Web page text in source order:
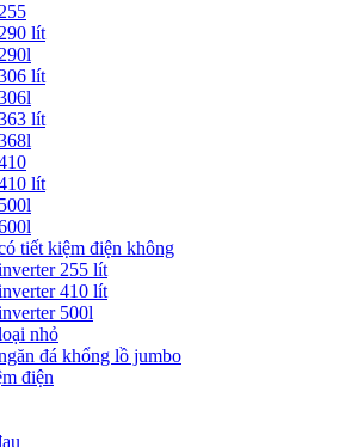
lít
lít
lít
lít
tiết kiệm điện không
255 lít
410 lít
500l
nhỏ
đá khổng lồ jumbo
điện